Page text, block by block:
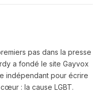
pas dans la presse
a fondé le site Gayvox
indépendant pour écrire
: la cause LGBT.